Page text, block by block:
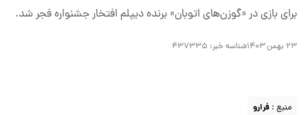
برای بازی در «گوزن‌های اتوبان» برنده دیپلم افتخار جشنواره فجر شد.
۲۳ بهمن ۱۴۰۳ شناسه خبر: ۴۳۷۳۳۵
منبع : فرارو